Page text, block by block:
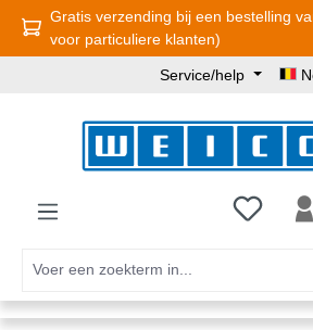
Ga naar de hoofdinhoud
Gratis verzending bij een bestelling
voor particuliere klanten)
Service/help
Je